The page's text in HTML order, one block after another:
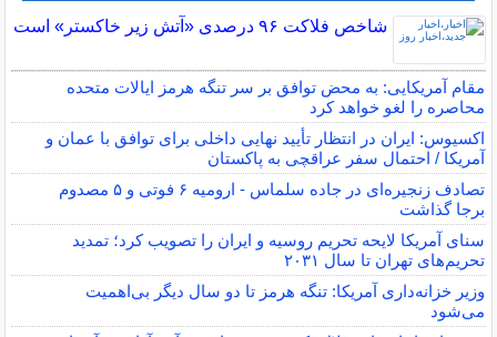
شاخص فلاکت ۹۶ درصدی «آتش زیر خاکستر» است
مقام آمریکایی: به محض توافق بر سر تنگه هرمز ایالات متحده
محاصره را لغو خواهد کرد
اکسیوس: ایران در انتظار تأیید نهایی داخلی برای توافق با عمان و
آمریکا / احتمال سفر عراقچی به پاکستان
تصادف زنجیره‌ای در جاده سلماس - ارومیه ۶ فوتی و ۵ مصدوم
برجا گذاشت
سنای آمریکا لایحه تحریم روسیه و ایران را تصویب کرد؛ تمدید
تحریم‌های تهران تا سال ۲۰۳۱
وزیر خزانه‌داری آمریکا: تنگه هرمز تا دو سال دیگر بی‌اهمیت
می‌شود